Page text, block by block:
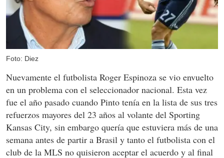
Foto: Diez
Nuevamente el futbolista Roger Espinoza se vio envuelto
en un problema con el seleccionador nacional. Esta vez
fue el año pasado cuando Pinto tenía en la lista de sus tres
refuerzos mayores del 23 años al volante del Sporting
Kansas City, sin embargo quería que estuviera más de una
semana antes de partir a Brasil y tanto el futbolista con el
club de la MLS no quisieron aceptar el acuerdo y al final